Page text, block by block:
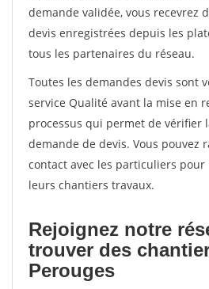
demande validée, vous recevrez
devis enregistrées depuis les
tous les partenaires du réseau.
Toutes les demandes devis sont
service Qualité avant la mise en
processus qui permet de vérifier
demande de devis. Vous pouvez
contact avec les particuliers
leurs chantiers travaux.
Rejoignez notre
trouver des
Perouges